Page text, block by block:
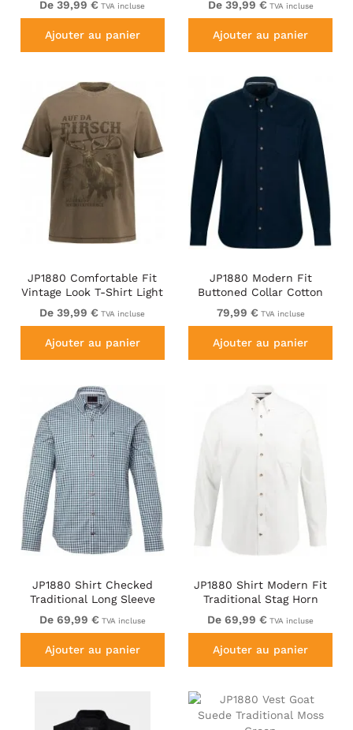
De 39,99 € TVA incluse
Ajouter au panier
De 39,99 € TVA incluse
Ajouter au panier
JP1880 Comfortable Fit
Vintage Look T-Shirt Light
Brown
De 39,99 € TVA incluse
Ajouter au panier
JP1880 Modern Fit
Buttoned Collar Cotton
Shirt Navy Blue
79,99 € TVA incluse
Ajouter au panier
JP1880 Shirt Checked
Traditional Long Sleeve
Jade
De 69,99 € TVA incluse
Ajouter au panier
JP1880 Shirt Modern Fit
Traditional Stag Horn
White
De 69,99 € TVA incluse
Ajouter au panier